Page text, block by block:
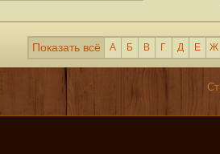
Показать всё А Б В Г Д Е Ж